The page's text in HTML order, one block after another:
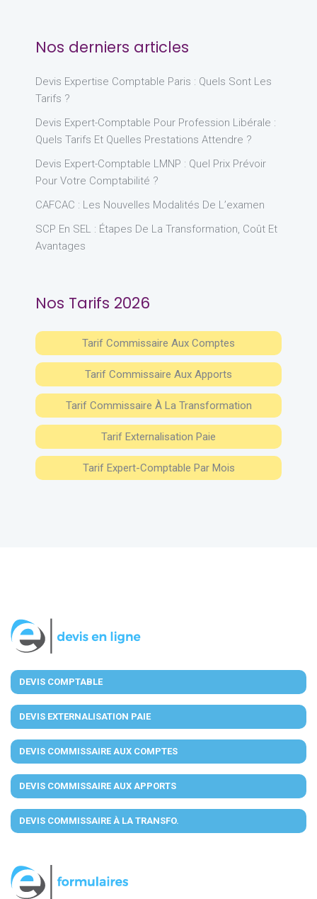
Nos derniers articles
Devis Expertise Comptable Paris : Quels Sont Les
Tarifs ?
Devis Expert-Comptable Pour Profession Libérale :
Quels Tarifs Et Quelles Prestations Attendre ?
Devis Expert-Comptable LMNP : Quel Prix Prévoir
Pour Votre Comptabilité ?
CAFCAC : Les Nouvelles Modalités De L’examen
SCP En SEL : Étapes De La Transformation, Coût Et
Avantages
Nos Tarifs 2026
Tarif Commissaire Aux Comptes
Tarif Commissaire Aux Apports
Tarif Commissaire À La Transformation
Tarif Externalisation Paie
Tarif Expert-Comptable Par Mois
DEVIS COMPTABLE
DEVIS EXTERNALISATION PAIE
DEVIS COMMISSAIRE AUX COMPTES
DEVIS COMMISSAIRE AUX APPORTS
DEVIS COMMISSAIRE À LA TRANSFO.